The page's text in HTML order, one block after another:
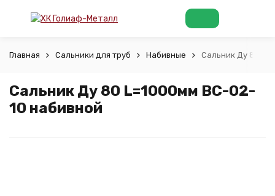
Главная Сальники для труб Набивные Сальник Ду 80
Сальник Ду 80 L=1000мм ВС-02-
10 набивной